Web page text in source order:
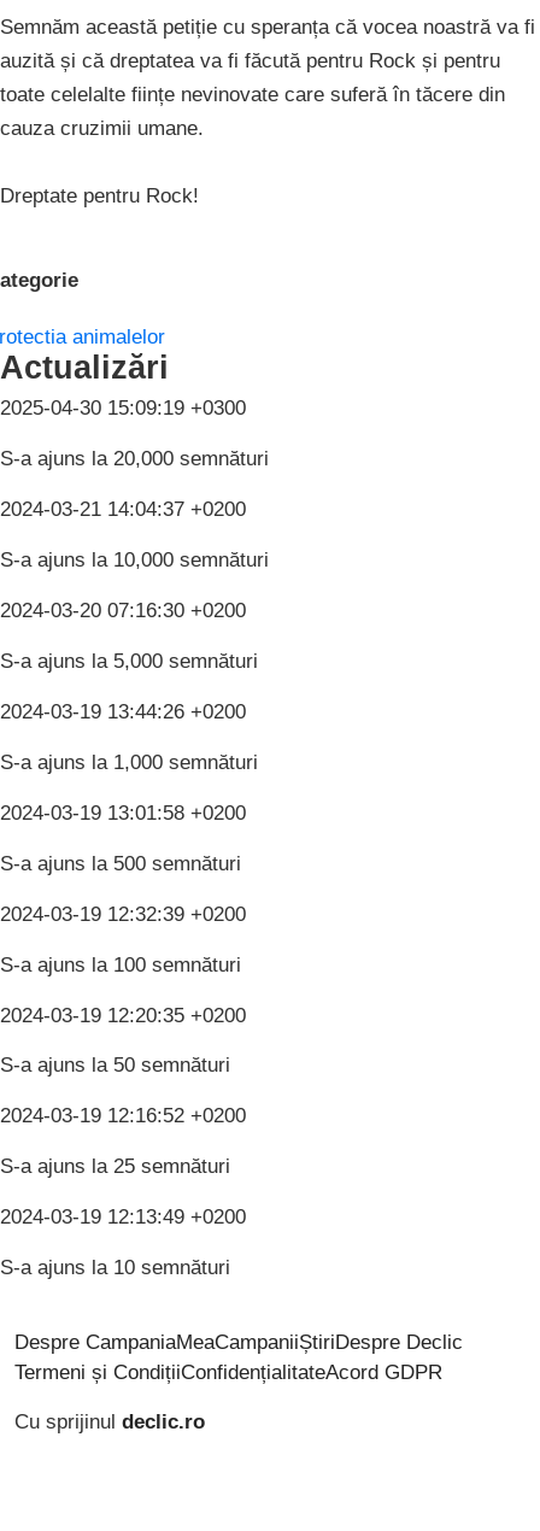
Semnăm această petiție cu speranța că vocea noastră va fi
auzită și că dreptatea va fi făcută pentru Rock și pentru
toate celelalte ființe nevinovate care suferă în tăcere din
cauza cruzimii umane.
Dreptate pentru Rock!
animalelor
Actualizări
2025-04-30 15:09:19 +0300
S-a ajuns la 20,000 semnături
2024-03-21 14:04:37 +0200
S-a ajuns la 10,000 semnături
2024-03-20 07:16:30 +0200
S-a ajuns la 5,000 semnături
2024-03-19 13:44:26 +0200
S-a ajuns la 1,000 semnături
2024-03-19 13:01:58 +0200
S-a ajuns la 500 semnături
2024-03-19 12:32:39 +0200
S-a ajuns la 100 semnături
2024-03-19 12:20:35 +0200
S-a ajuns la 50 semnături
2024-03-19 12:16:52 +0200
S-a ajuns la 25 semnături
2024-03-19 12:13:49 +0200
S-a ajuns la 10 semnături
Despre CampaniaMeaCampaniiȘtiri Despre Declic
Termeni și CondițiiConfidențialitateAcord GDPR
Cu sprijinul declic.ro